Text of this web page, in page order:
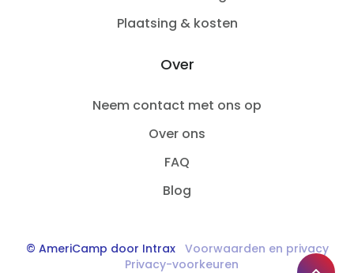
Plaatsing & kosten
Over
Neem contact met ons op
Over ons
FAQ
Blog
© AmeriCamp door Intrax
Voorwaarden en privacy
Privacy-voorkeuren